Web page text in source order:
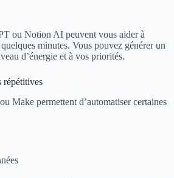
ou Notion AI peuvent vous aider à
minutes. Vous pouvez générer un
d’énergie et à vos priorités.
répétitives
Make permettent d’automatiser certaines